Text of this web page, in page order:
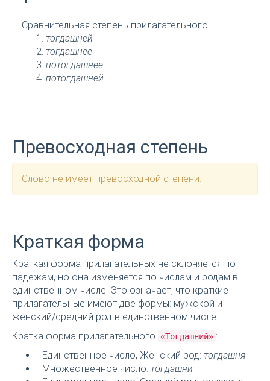
Сравнительная степень прилагательного:
тогдашней
тогдашнее
потогдашнее
потогдашней
Превосходная степень
Слово не имеет превосходной степени.
Краткая форма
Краткая форма прилагательных не склоняется по
падежам, но она изменяется по числам и родам в
единственном числе. Это означает, что краткие
прилагательные имеют две формы: мужской и
женский/средний род в единственном числе.
Кратка форма прилагательного
«Тогдашний» :
Единственное число, Женский род: тогдашня
Множественное число: тогдашни